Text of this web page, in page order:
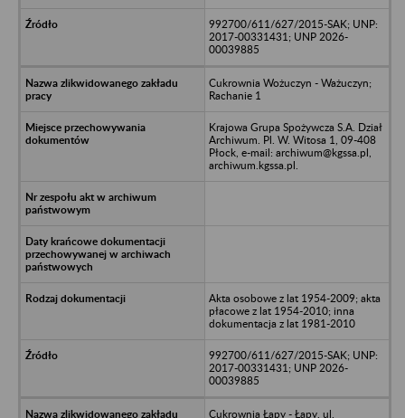
992700/611/627/2015-SAK; UNP:
2017-00331431; UNP 2026-
00039885
Cukrownia Wożuczyn - Ważuczyn;
Rachanie 1
Krajowa Grupa Spożywcza S.A. Dział
Archiwum. Pl. W. Witosa 1, 09-408
Płock, e-mail: archiwum@kgssa.pl,
archiwum.kgssa.pl.
Akta osobowe z lat 1954-2009; akta
płacowe z lat 1954-2010; inna
dokumentacja z lat 1981-2010
992700/611/627/2015-SAK; UNP:
2017-00331431; UNP 2026-
00039885
Cukrownia Łapy - Łapy, ul.